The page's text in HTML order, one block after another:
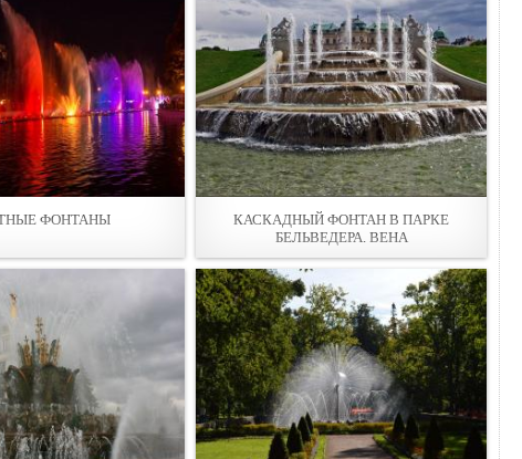
ФОНТАНЫ
КАСКАДНЫЙ ФОНТАН В ПАРКЕ
БЕЛЬВЕДЕРА. ВЕНА